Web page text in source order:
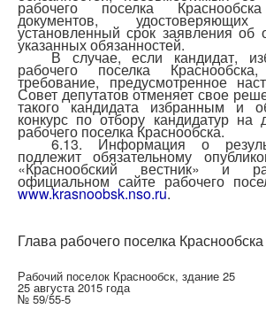
рабочего поселка
документов,
установленный срок заявления об
указанных обязанностей.
В случае, если кандидат,
рабочего поселка
требование, предусмотренное
Совет депутатов отменяет свое
такого кандидата избранным и
конкурс по отбору кандидатур на
рабочего поселка Краснообска.
6.13. Информация о
подлежит обязательному
«Краснообский вестник» и
официальном сайте рабочего
www.krasnoobsk.nso.ru.
Глава рабочего поселка
Рабочий поселок Краснообск, здание 25
25 августа 2015 года
№ 59/55-5